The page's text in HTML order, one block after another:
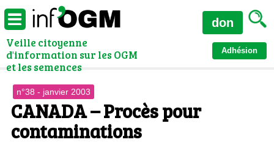
Veille citoyenne
d'information sur les OGM
et les semences
Adhésion
don
n°38 - janvier 2003
CANADA – Procès pour
contaminations